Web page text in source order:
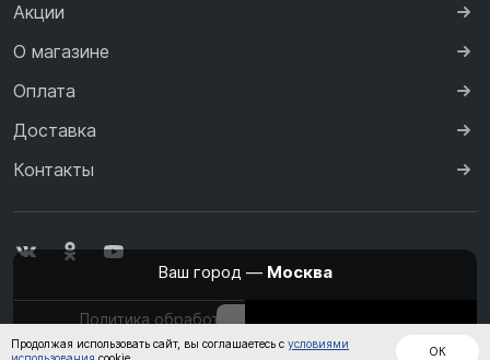
Дождевики Куртки Шлемы
Акции
О магазине
Оплата
Доставка
Контакты
Политика обработки персональных данных
Ваш город — Москва
ОК
Продолжая использовать сайт, вы соглашаетесь с условиями